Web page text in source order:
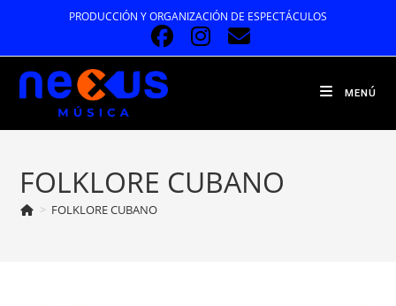
contenido
PRODUCCIÓN Y ORGANIZACIÓN DE ESPECTÁCULOS
MENÚ
FOLKLORE CUBANO
> FOLKLORE CUBANO